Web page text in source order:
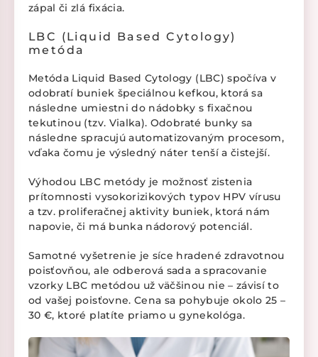
zápal či zlá fixácia.
LBC (Liquid Based Cytology)
metóda
Metóda Liquid Based Cytology (LBC) spočíva v
odobratí buniek špeciálnou kefkou, ktorá sa
následne umiestni do nádobky s fixačnou
tekutinou (tzv. Vialka). Odobraté bunky sa
následne spracujú automatizovaným procesom,
vďaka čomu je výsledný náter tenší a čistejší.
Výhodou LBC metódy je možnosť zistenia
prítomnosti vysokorizikových typov HPV vírusu
a tzv. proliferačnej aktivity buniek, ktorá nám
napovie, či má bunka nádorový potenciál.
Samotné vyšetrenie je síce hradené zdravotnou
poisťovňou, ale odberová sada a spracovanie
vzorky LBC metódou už väčšinou nie – závisí to
od vašej poisťovne. Cena sa pohybuje okolo 25 –
30 €, ktoré platíte priamo u gynekológa.